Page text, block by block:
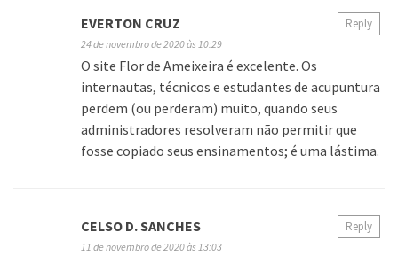
EVERTON CRUZ
24 de novembro de 2020 às 10:29
O site Flor de Ameixeira é excelente. Os
internautas, técnicos e estudantes de acupuntura
perdem (ou perderam) muito, quando seus
administradores resolveram não permitir que
fosse copiado seus ensinamentos; é uma lástima.
Reply
CELSO D. SANCHES
11 de novembro de 2020 às 13:03
Reply